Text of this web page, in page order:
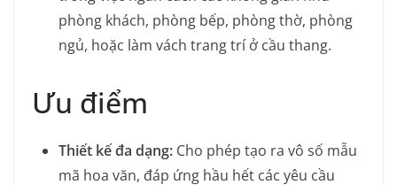
phòng khách, phòng bếp, phòng thờ, phòng
ngủ, hoặc làm vách trang trí ở cầu thang.
Ưu điểm
Thiết kế đa dạng: Cho phép tạo ra vô số mẫu
mã hoa văn, đáp ứng hầu hết các yêu cầu